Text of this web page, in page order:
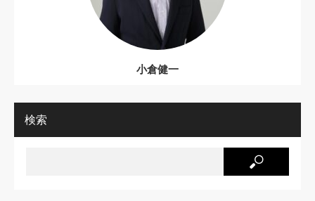
小倉健一
検索